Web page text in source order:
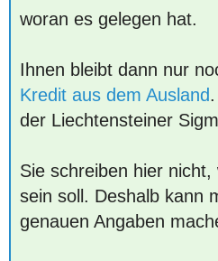
woran es gelegen hat.
Ihnen bleibt dann nur
Kredit aus dem Ausland
der Liechtensteiner
Sie schreiben hier
sein soll. Deshalb kann
genauen Angaben